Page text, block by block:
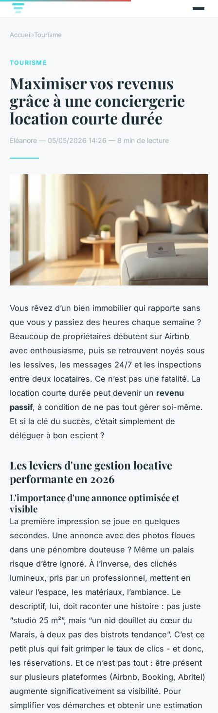
Accueil›Tourisme
TOURISME
Maximiser vos revenus
grâce à une conciergerie
location courte durée
Éléanore — 05/05/2026 14:26 — 8 min de lecture
Vous rêvez d’un bien immobilier qui rapporte sans
que vous y passiez des heures chaque semaine ?
Beaucoup de propriétaires débutent sur Airbnb
avec enthousiasme, puis se retrouvent noyés sous
les lessives, les messages 24/7 et les inspections
entre deux locataires. Ce n’est pas une fatalité. La
location courte durée peut devenir un revenu
passif, à condition de ne pas tout gérer soi-même.
Et si la clé du succès, c’était simplement de
déléguer à bon escient ?
Les leviers d'une gestion locative
performante en 2026
L'importance d'une annonce optimisée et
visible
La première impression se joue en quelques
secondes. Une annonce avec des photos floues
dans une pénombre douteuse ? Même un palais
risque d’être ignoré. À l’inverse, des clichés
lumineux, pris par un professionnel, mettent en
valeur l’espace, les matériaux, l’ambiance. Le
descriptif, lui, doit raconter une histoire : pas juste
“studio 25 m²”, mais “un nid douillet au cœur du
Marais, à deux pas des bistrots tendance”. C’est ce
petit plus qui fait grimper le taux de clics - et donc,
les réservations. Et ce n’est pas tout : être présent
sur plusieurs plateformes (Airbnb, Booking, Abritel)
augmente significativement sa visibilité. Pour
simplifier vos démarches et obtenir une estimation